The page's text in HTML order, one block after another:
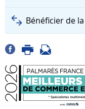
Bénéficier de